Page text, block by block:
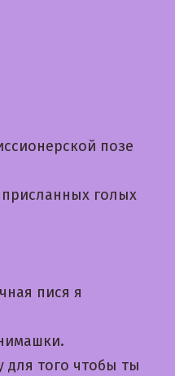
позе
голых
пися я
для того чтобы ты